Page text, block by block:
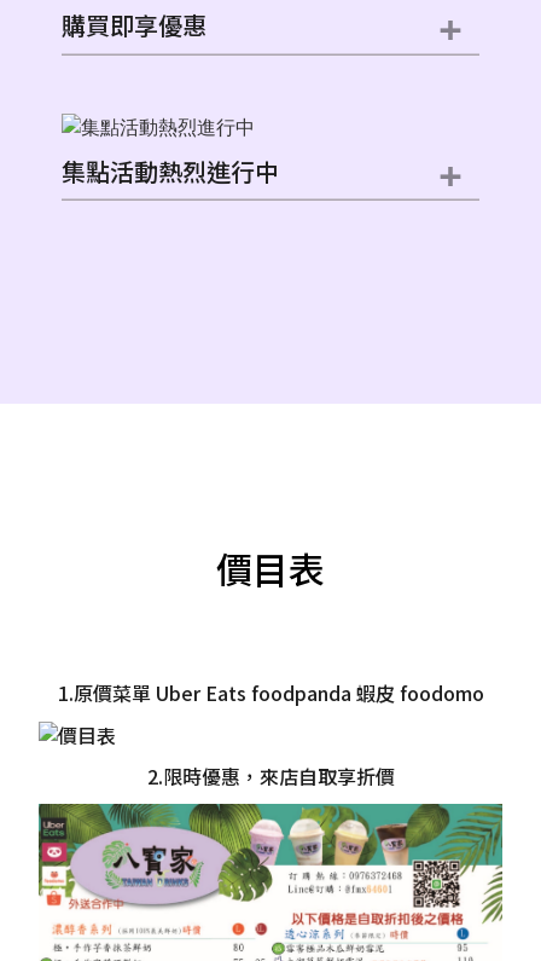
購買即享優惠 +
集點活動熱烈進行中 +
價目表
1.原價菜單 Uber Eats foodpanda 蝦皮 foodomo
2.限時優惠，來店自取享折價